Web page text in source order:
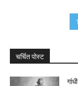
1
चर्चित पोस्ट